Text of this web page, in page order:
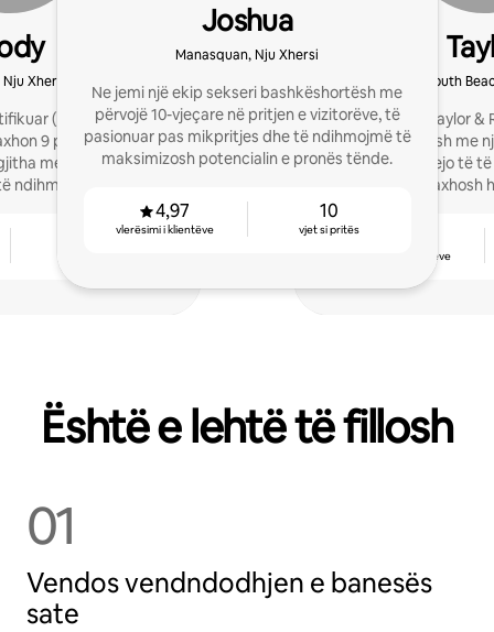
Xhersi
(CPA) që është
9 prona në Belmar,
me më shumë se
ndihmoj pronarët të
mbetur 1 vend për
Joshua
Manasquan, Nju Xhersi
Ne jemi një ekip sekseri bashkëshortësh me
përvojë 10-vjeçare në pritjen e vizitorëve, të
pasionuar pas mikpritjes dhe të ndihmojmë të
maksimizosh potencialin e pronës tënde.
4,97
vlerësimi i klientëve
10
vjet si pritës
Monmouth
Ne jemi Taylor &
bashkëshortësh me
mikpritjeje. Na lejo të
dhe të menaxhosh
vlerësimi i klientëve
Është e lehtë të fillosh
01
Vendos vendndodhjen e banesës
sate